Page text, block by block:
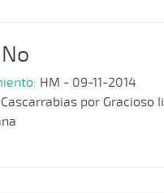
HM - 09-11-2014
por Gracioso Ii